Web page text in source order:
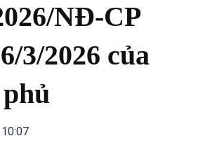
NĐ-CP
3/2026 của